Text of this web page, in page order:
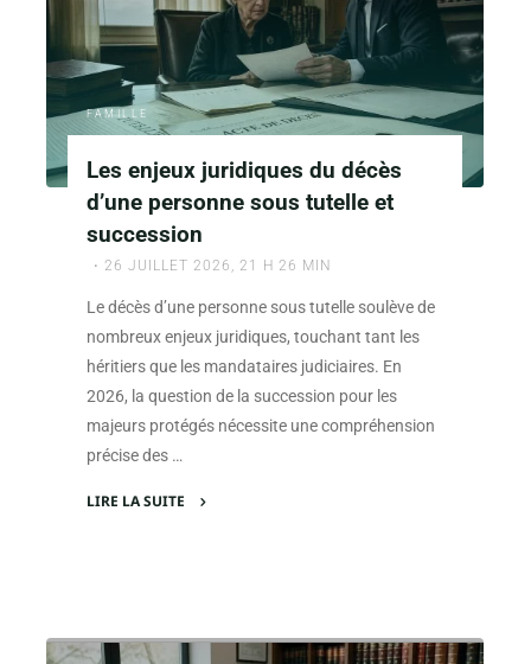
présence
des
héritiers
obligatoire
est-
essentielle
dans
le
processus
successoral
?"
FAMILLE
Les enjeux juridiques du décès
d’une personne sous tutelle et
succession
26 JUILLET 2026, 21 H 26 MIN
Le décès d’une personne sous tutelle soulève de
nombreux enjeux juridiques, touchant tant les
héritiers que les mandataires judiciaires. En
2026, la question de la succession pour les
majeurs protégés nécessite une compréhension
précise des …
LIRE LA SUITE
décès